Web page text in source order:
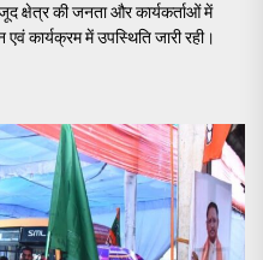
क्षेत्र की जनता और कार्यकर्ताओं में
कार्यक्रम में उपस्थिति जारी रही।